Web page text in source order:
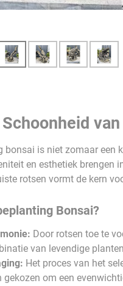
bonsai is niet zomaar een
en esthetiek brengen
rotsen vormt de kern
Bonsai?
Door rotsen toe te
van levendige
Het proces van het
om een